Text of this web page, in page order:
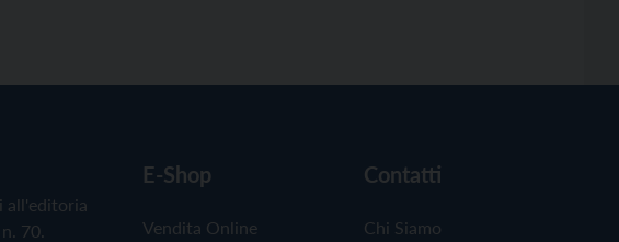
all'editoria
70.
E-Shop
Vendita Online
Contatti
Chi Siamo